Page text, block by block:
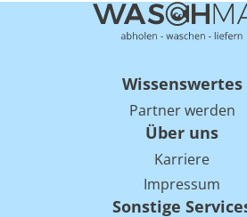
Wissenswertes
Partner werden
Über uns
Karriere
Impressum
Sonstige